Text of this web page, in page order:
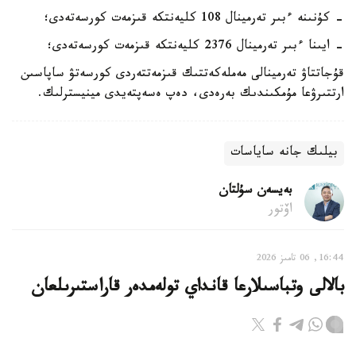
- كۇنىنە ءبىر تەرمينال 108 كليەنتكە قىزمەت كورسەتەدى؛
- ايىنا ءبىر تەرمينال 2376 كليەنتكە قىزمەت كورسەتەدى؛
قۇجاتتاۋ تەرمينالى مەملەكەتتىك قىزمەتتەردى كورسەتۋ ساپاسىن
ارتتىرۋعا مۇمكىندىك بەرەدى، دەپ ەسەپتەيدى مينيسترلىك.
بيلىك جانە ساياسات
بەيسەن سۇلتان
اۆتور
16:44, 06 تامىز 2026
بالالى وتباسىلارعا قانداي تولەمدەر قاراستىرىلعان